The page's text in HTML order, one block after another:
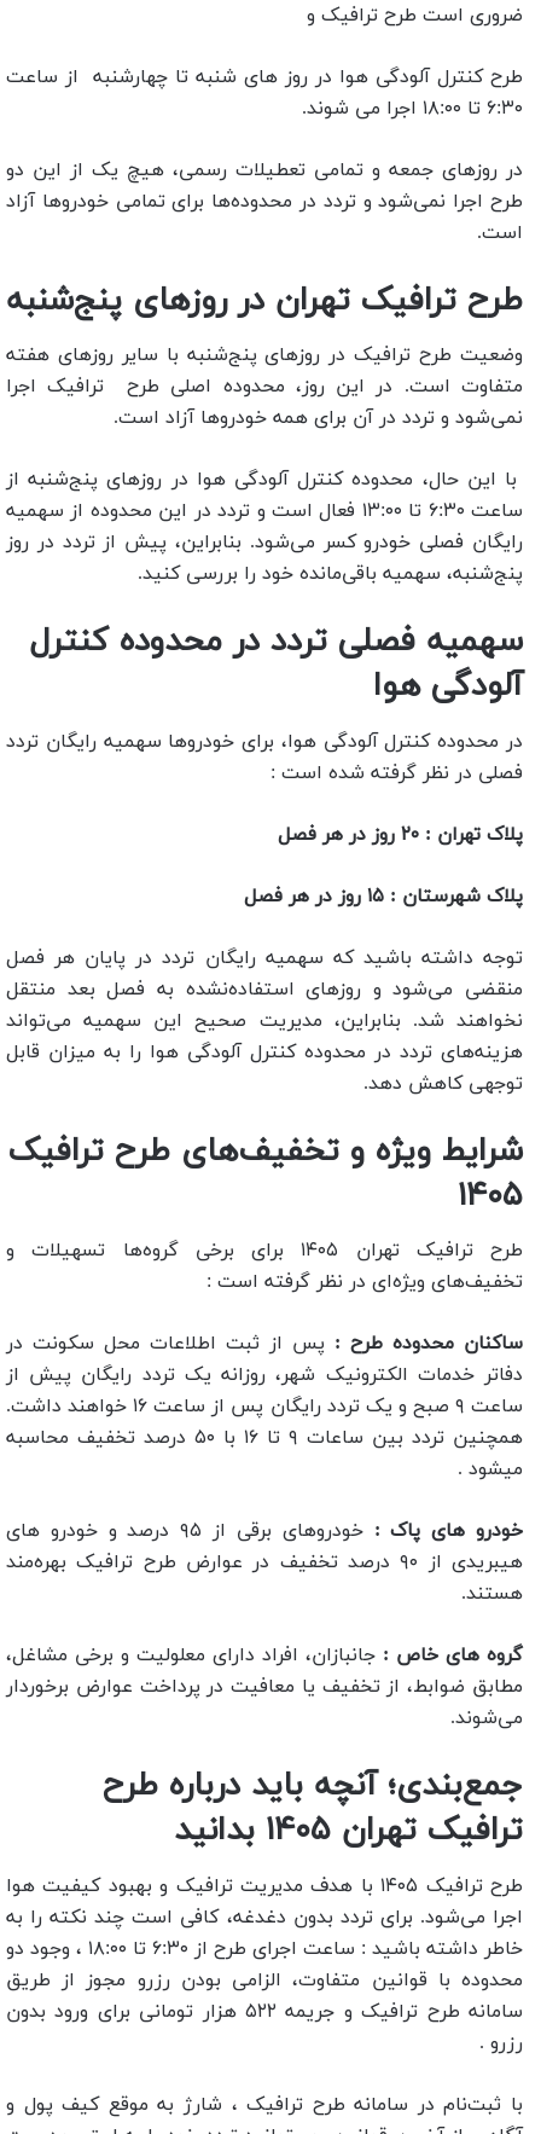
ضروری است طرح ترافیک و
طرح کنترل آلودگی هوا در روز های شنبه تا چهارشنبه از ساعت
۶:۳۰ تا ۱۸:۰۰ اجرا می شوند.
در روزهای جمعه و تمامی تعطیلات رسمی، هیچ‌ یک از این دو
طرح اجرا نمی‌شود و تردد در محدوده‌ها برای تمامی خودروها آزاد
است.
طرح ترافیک تهران در روزهای پنج‌شنبه
وضعیت طرح ترافیک در روزهای پنج‌شنبه با سایر روزهای هفته
متفاوت است. در این روز، محدوده اصلی طرح ترافیک اجرا
نمی‌شود و تردد در آن برای همه خودروها آزاد است.
با این حال، محدوده کنترل آلودگی هوا در روزهای پنج‌شنبه از
ساعت ۶:۳۰ تا ۱۳:۰۰ فعال است و تردد در این محدوده از سهمیه
رایگان فصلی خودرو کسر می‌شود. بنابراین، پیش از تردد در روز
پنج‌شنبه، سهمیه باقی‌مانده خود را بررسی کنید.
سهمیه فصلی تردد در محدوده کنترل
آلودگی هوا
در محدوده کنترل آلودگی هوا، برای خودروها سهمیه رایگان تردد
فصلی در نظر گرفته شده است :
پلاک تهران : ۲۰ روز در هر فصل
پلاک شهرستان : ۱۵ روز در هر فصل
توجه داشته باشید که سهمیه رایگان تردد در پایان هر فصل
منقضی می‌شود و روزهای استفاده‌نشده به فصل بعد منتقل
نخواهند شد. بنابراین، مدیریت صحیح این سهمیه می‌تواند
هزینه‌های تردد در محدوده کنترل آلودگی هوا را به میزان قابل
توجهی کاهش دهد.
شرایط ویژه و تخفیف‌های طرح ترافیک
۱۴۰۵
طرح ترافیک تهران ۱۴۰۵ برای برخی گروه‌ها تسهیلات و
تخفیف‌های ویژه‌ای در نظر گرفته است :
ساکنان محدوده طرح : پس از ثبت اطلاعات محل سکونت در
دفاتر خدمات الکترونیک شهر، روزانه یک تردد رایگان پیش از
ساعت ۹ صبح و یک تردد رایگان پس از ساعت ۱۶ خواهند داشت.
همچنین تردد بین ساعات ۹ تا ۱۶ با ۵۰ درصد تخفیف محاسبه
میشود .
خودرو های پاک :
خودروهای برقی از ۹۵ درصد و خودرو های
هیبریدی از ۹۰ درصد تخفیف در عوارض طرح ترافیک بهره‌مند
هستند.
گروه های خاص : جانبازان، افراد دارای معلولیت و برخی مشاغل،
مطابق ضوابط، از تخفیف یا معافیت در پرداخت عوارض برخوردار
می‌شوند.
جمع‌بندی؛ آنچه باید درباره طرح
ترافیک تهران ۱۴۰۵ بدانید
طرح ترافیک ۱۴۰۵ با هدف مدیریت ترافیک و بهبود کیفیت هوا
اجرا می‌شود. برای تردد بدون دغدغه، کافی است چند نکته را به
خاطر داشته باشید : ساعت اجرای طرح از ۶:۳۰ تا ۱۸:۰۰ ، وجود دو
محدوده با قوانین متفاوت، الزامی بودن رزرو مجوز از طریق
سامانه طرح ترافیک و جریمه ۵۲۲ هزار تومانی برای ورود بدون
رزرو .
با ثبت‌نام در سامانه طرح ترافیک ، شارژ به‌ موقع کیف پول و